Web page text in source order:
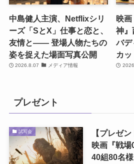
中島健人主演、Netflixシリ
ーズ「SとX」仕事と恋と、
友情と―― 登場人物たちの
姿を捉えた場面写真公開
2026.8.07 メディア情報
映
神』
バデ
カ
プレゼント
試写会
【プレゼ
映画『戦
40組80名